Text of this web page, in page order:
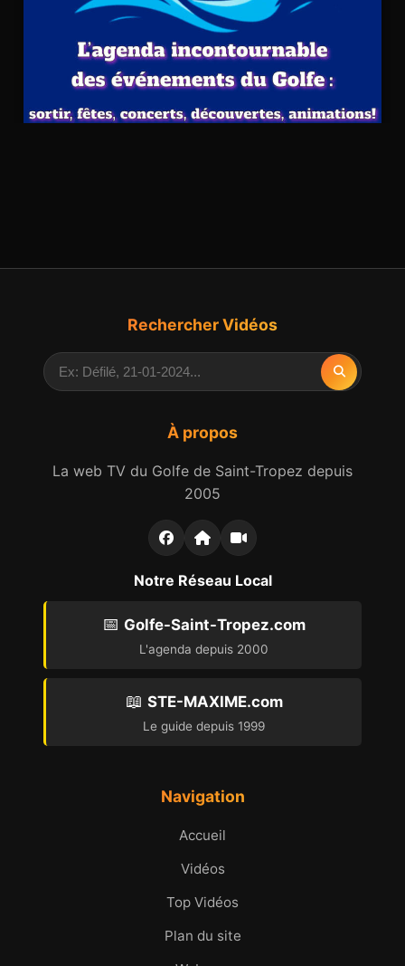
À propos
La web TV du Golfe de Saint-Tropez depuis
2005
Notre Réseau Local
📅 Golfe-Saint-Tropez.com
L'agenda depuis 2000
📖 STE-MAXIME.com
Le guide depuis 1999
Navigation
Accueil
Vidéos
Top Vidéos
Plan du site
Rechercher Vidéos